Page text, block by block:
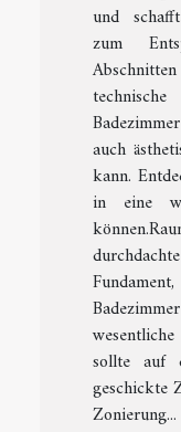
und
zum
auch
kann.
in eine
sollte auf
geschickte
Zonierung...